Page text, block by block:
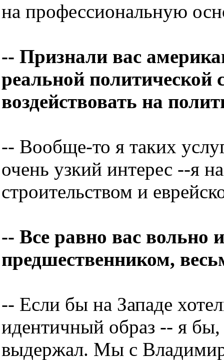
на профессиональную
-- Признали вас
реальной политической
воздействовать на
-- Вообще-то я таких
очень узкий интерес --я
строительством и
-- Все равно вас вольно
предшественником,
-- Если бы на Западе
идентичный образ -- я бы,
выдержал. Мы с